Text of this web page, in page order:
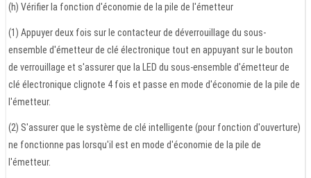
(h) Vérifier la fonction d'économie de la pile de l'émetteur
(1) Appuyer deux fois sur le contacteur de déverrouillage du sous-
ensemble d'émetteur de clé électronique tout en appuyant sur le bouton
de verrouillage et s'assurer que la LED du sous-ensemble d'émetteur de
clé électronique clignote 4 fois et passe en mode d'économie de la pile de
l'émetteur.
(2) S'assurer que le système de clé intelligente (pour fonction d'ouverture)
ne fonctionne pas lorsqu'il est en mode d'économie de la pile de
l'émetteur.